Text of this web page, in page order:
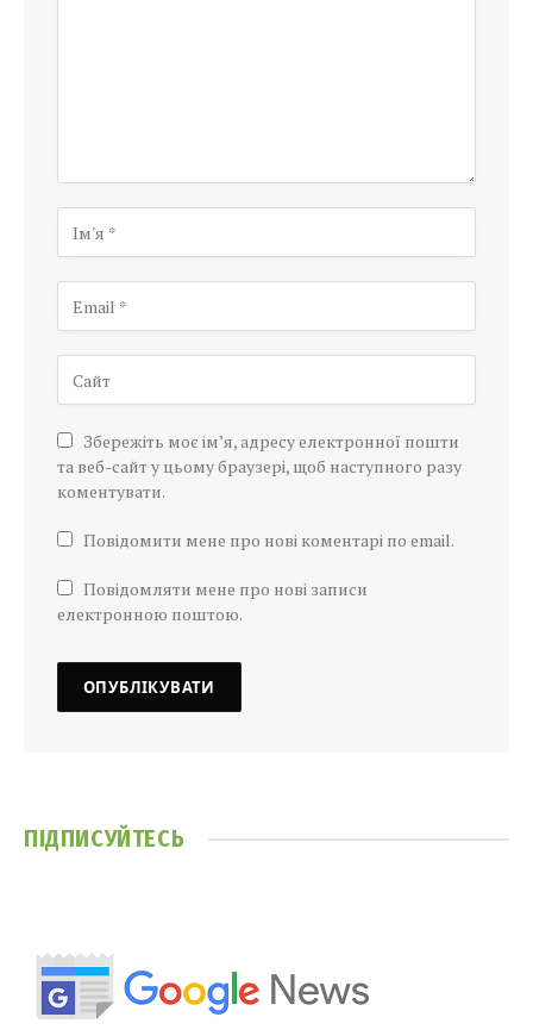
Збережіть моє ім’я, адресу електронної пошти
та веб-сайт у цьому браузері, щоб наступного разу
коментувати.
Повідомити мене про нові коментарі по email.
Повідомляти мене про нові записи
електронною поштою.
ПІДПИСУЙТЕСЬ